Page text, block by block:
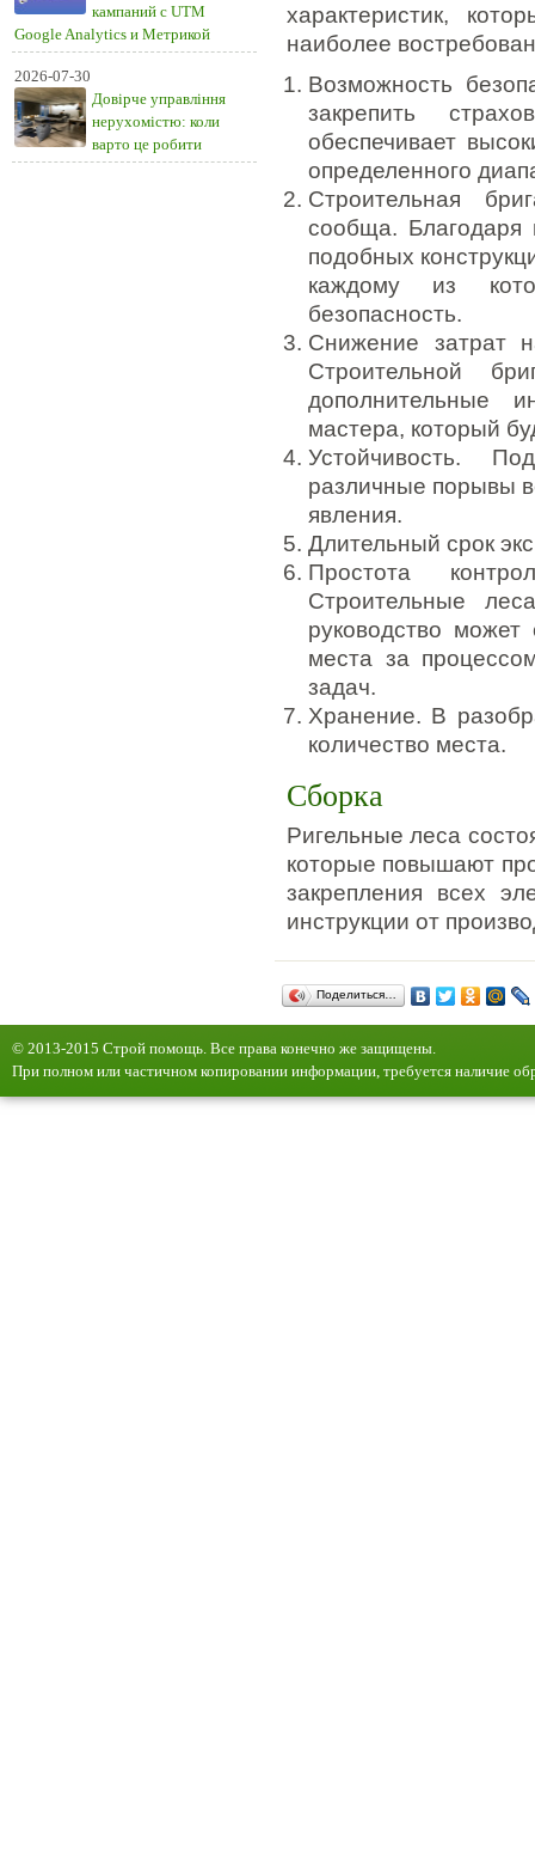
кампаний с UTM
Google Analytics и Метрикой
2026-07-30
Довірче управління
нерухомістю: коли
варто це робити
характеристик,
наиболее
Возможность
закрепить
обеспечивает
определенного
Строительная
сообща. Благодаря
подобных
каждому из
безопасность.
Снижение затрат
Строительной
дополнительные
мастера, который
Устойчивость.
различные порывы
явления.
Длительный срок
Простота
Строительные
руководство может
места за
задач.
Хранение. В
количество места.
Сборка
Ригельные леса
которые повышают
закрепления всех
инструкции от
Поделиться…
© 2013-2015 Строй помощь. Все права конечно же защищены.
При полном или частичном копировании информации, требуется наличие